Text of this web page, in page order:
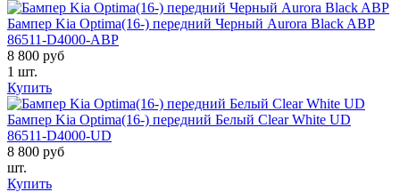
Бампер Kia Optima(16-) передний Черный Aurora Black ABP
86511-D4000-ABP
8 800 руб
1 шт.
Купить
Бампер Kia Optima(16-) передний Белый Clear White UD
86511-D4000-UD
8 800 руб
шт.
Купить